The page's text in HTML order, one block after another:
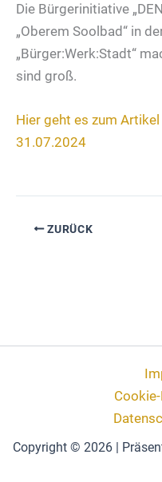
Die Bürgerinitiative
„Oberem Soolbad“ in
„Bürger:Werk:Stadt“
sind groß.
Hier geht es zum
31.07.2024
ZURÜCK
Copyright © 2026 |